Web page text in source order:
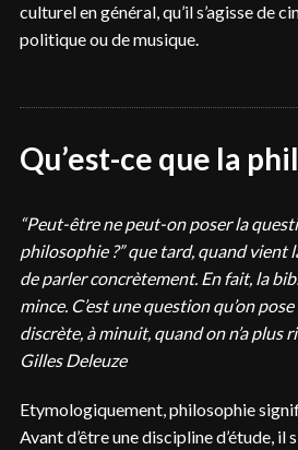
culturel en général, qu’il s’agisse de
politique ou de musique.
Qu’est-ce que la
“Peut-être ne peut-on poser la
philosophie ?” que tard, quand vient
de parler concrètement. En fait, la
mince. C’est une question qu’on
discrète, à minuit, quand on n’a plus
Gilles Deleuze
Etymologiquement, philosophie
Avant d’être une discipline d’étude, il